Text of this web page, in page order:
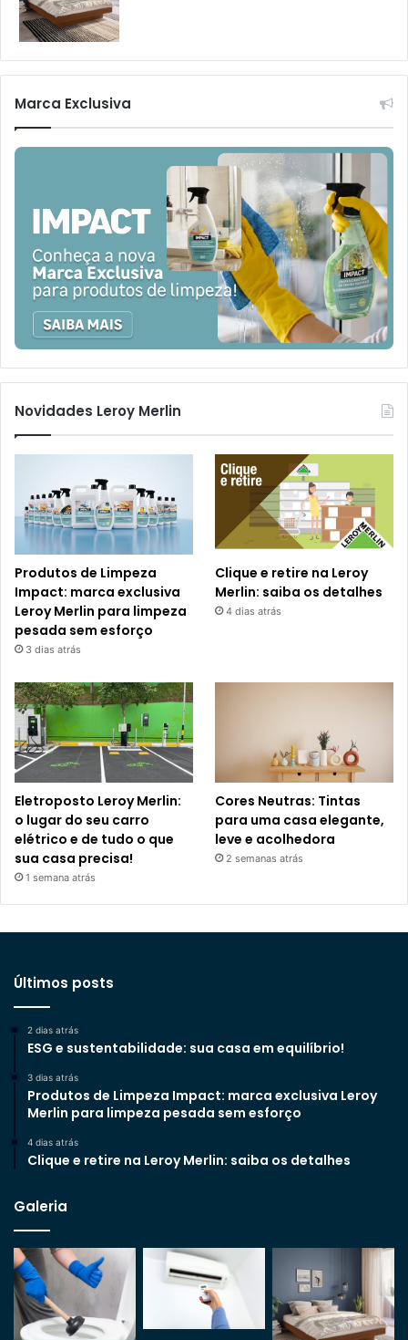
Marca Exclusiva
Novidades Leroy Merlin
Produtos de Limpeza
Impact: marca exclusiva
Leroy Merlin para limpeza
pesada sem esforço
3 dias atrás
Clique e retire na Leroy
Merlin: saiba os detalhes
4 dias atrás
Eletroposto Leroy Merlin:
o lugar do seu carro
elétrico e de tudo o que
sua casa precisa!
1 semana atrás
Cores Neutras: Tintas
para uma casa elegante,
leve e acolhedora
2 semanas atrás
Últimos posts
2 dias atrás
ESG e sustentabilidade: sua casa em equilíbrio!
3 dias atrás
Produtos de Limpeza Impact: marca exclusiva Leroy
Merlin para limpeza pesada sem esforço
4 dias atrás
Clique e retire na Leroy Merlin: saiba os detalhes
Galeria